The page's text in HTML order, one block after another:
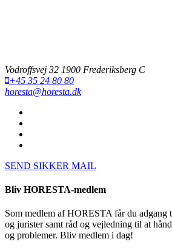
Vodroffsvej 32 1900 Frederiksberg C
+45 35 24 80 80
horesta@horesta.dk
SEND SIKKER MAIL
Bliv HORESTA-medlem
Som medlem af HORESTA får du adgang
og jurister samt råd og vejledning til at
og problemer. Bliv medlem i dag!